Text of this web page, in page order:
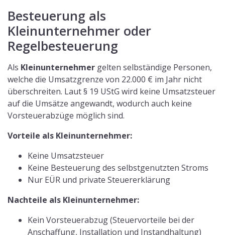
Mindestlaufzeit 5 Jahre
Wenn Sie darauf verzichten, gilt dieRegelbesteuerung
und Sie zahlen als steuerpflichtiger Unternehmer die
Umsatzsteuer. In diesem Fall können Sie den
Vorsteuerabzug für Eingangsrechnungen nutzen. Die
Kehrseite der Medaille ist, dass es sich um einen
bürokratischen Mehraufwand handelt, da Sie
verpflichtet sind, eine Umsatzsteuererklärung
abzugeben und Buchhaltung führen müssen.
Vorteile der Regelbesteuerung:
Umsatzsteuer beim Kauf wird erstattet
Umsatzsteuer bei Betriebskosten wird erstattet
Nachteile der Regelbesteuerung:
bürokratischer Mehraufwand
der private Strom wird besteuert